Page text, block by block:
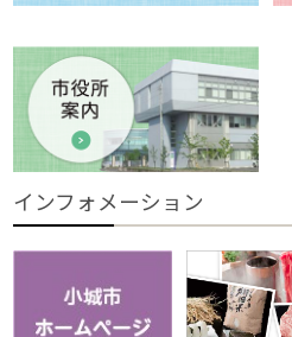
インフォメーション